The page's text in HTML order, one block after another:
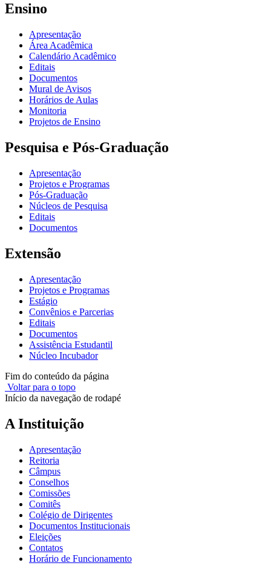
Ensino
Apresentação
Área Acadêmica
Calendário Acadêmico
Editais
Documentos
Mural de Avisos
Horários de Aulas
Monitoria
Projetos de Ensino
Pesquisa e Pós-Graduação
Apresentação
Projetos e Programas
Pós-Graduação
Núcleos de Pesquisa
Editais
Documentos
Extensão
Apresentação
Projetos e Programas
Estágio
Convênios e Parcerias
Editais
Documentos
Assistência Estudantil
Núcleo Incubador
Fim do conteúdo da página
Voltar para o topo
Início da navegação de rodapé
A Instituição
Apresentação
Reitoria
Câmpus
Conselhos
Comissões
Comitês
Colégio de Dirigentes
Documentos Institucionais
Eleições
Contatos
Horário de Funcionamento